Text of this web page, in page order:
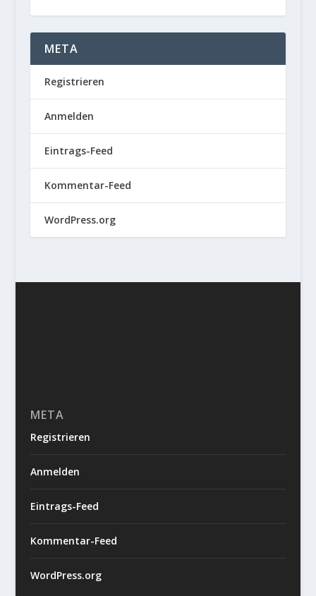
META
Registrieren
Anmelden
Eintrags-Feed
Kommentar-Feed
WordPress.org
META
Registrieren
Anmelden
Eintrags-Feed
Kommentar-Feed
WordPress.org